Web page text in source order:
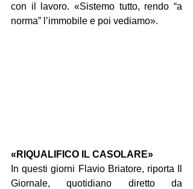
con il lavoro. «Sistemo tutto, rendo “a
norma” l’immobile e poi vediamo».
«RIQUALIFICO IL CASOLARE»
In questi giorni Flavio Briatore, riporta Il
Giornale, quotidiano diretto da